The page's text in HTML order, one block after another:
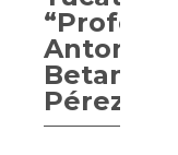
“Profesor
Antonio
Pérez”